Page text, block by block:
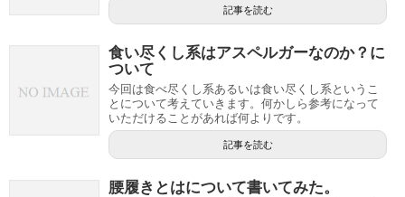
記事を読む
食い尽くし系はアスペルガーなのか？に
ついて
今回は食べ尽くし系あるいは食い尽くし系というこ
とについて考えていきます。何かしら参考になって
いただけることがあれば何よりです。
記事を読む
腰履きとはについて書いてみた。